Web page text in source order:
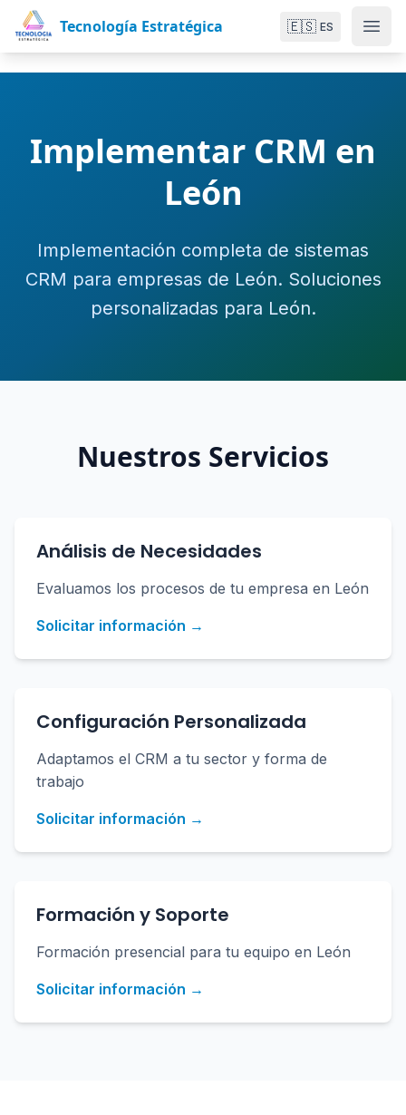
Tecnología Estratégica 🇪🇸 ES
Implementar CRM en
León
Implementación completa de sistemas
CRM para empresas de León. Soluciones
personalizadas para León.
Nuestros Servicios
Análisis de Necesidades
Evaluamos los procesos de tu empresa en León
Solicitar información →
Configuración Personalizada
Adaptamos el CRM a tu sector y forma de
trabajo
Solicitar información →
Formación y Soporte
Formación presencial para tu equipo en León
Solicitar información →